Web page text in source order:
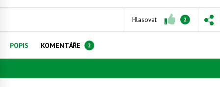
Hlasovat 2
POPIS KOMENTÁŘE 2